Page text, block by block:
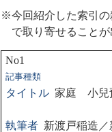
※今回紹介した索引の
で取り寄せること
No1
記事種類
タイトル 家庭 小兒
執筆者 新渡戸稲造